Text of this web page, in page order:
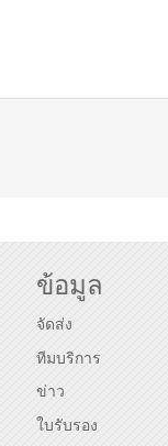
ข้อมูล
จัดส่ง
ทีมบริการ
ข่าว
ใบรับรอง